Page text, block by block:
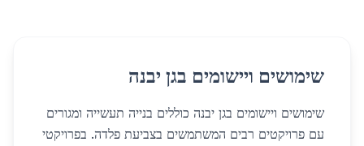
שימושים ויישומים בגן יבנה
שימושים ויישומים בגן יבנה כוללים בנייה תעשייה ומגורים
עם פרויקטים רבים המשתמשים בצביעת פלדה. בפרויקטי